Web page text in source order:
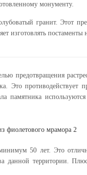
монументу.
гранит. Этот
изготовлять постаменты
предотвращения
Это противодействует
памятника
50 лет. Это
территории. Плюс